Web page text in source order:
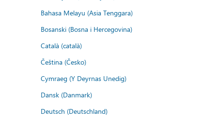
Bahasa Melayu (Asia Tenggara)
Bosanski (Bosna i Hercegovina)
Català (català)
Čeština (Česko)
Cymraeg (Y Deyrnas Unedig)
Dansk (Danmark)
Deutsch (Deutschland)